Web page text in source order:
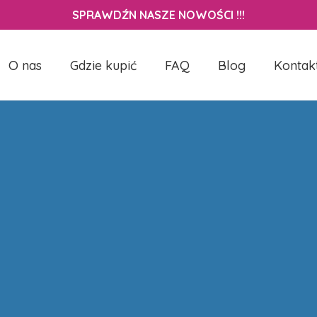
SPRAWDŹN NASZE NOWOŚCI !!!
O nas Gdzie kupić FAQ Blog
CartClose
Cart